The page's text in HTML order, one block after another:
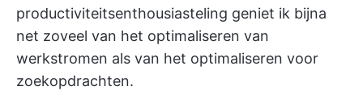
productiviteitsenthousiasteling geniet ik bijna
net zoveel van het optimaliseren van
werkstromen als van het optimaliseren voor
zoekopdrachten.